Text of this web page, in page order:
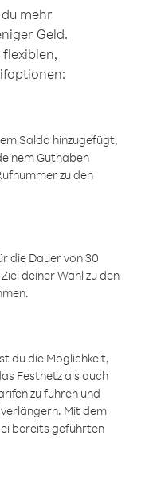
mehr
Geld.
Saldo hinzugefügt,
Guthaben
zu den
die Dauer von 30
deiner Wahl zu den
du die Möglichkeit,
Festnetz als auch
zu führen und
Mit dem
bereits geführten